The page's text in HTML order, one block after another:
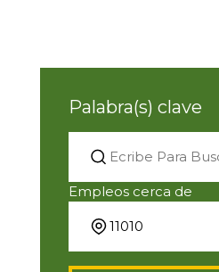
Palabra(s) clave
Empleos cerca de